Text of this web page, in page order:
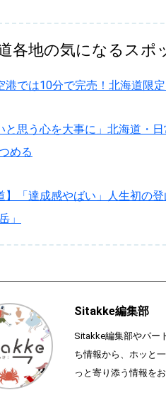
各地の気になるスポ
港では10分で完売！北海道限
と思う心を大事に」北海道
める
】「達成感やばい」人生初の
」
Sitakke編集部
Sitakke編集部やパー
ち情報から、ホッと
っと寄り添う情報を